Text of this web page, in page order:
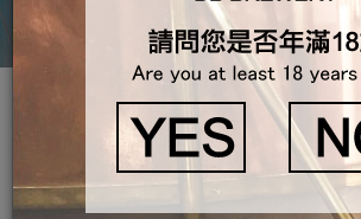
DB IPA啤酒